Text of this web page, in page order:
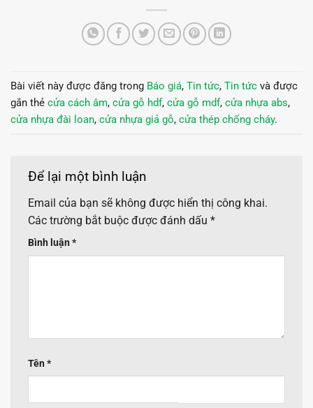
Bài viết này được đăng trong Báo giá, Tin tức, Tin tức và được
gắn thẻ cửa cách âm, cửa gỗ hdf, cửa gỗ mdf, cửa nhựa abs,
cửa nhựa đài loan, cửa nhựa giả gỗ, cửa thép chống cháy.
Để lại một bình luận
Email của bạn sẽ không được hiển thị công khai.
Các trường bắt buộc được đánh dấu *
Bình luận *
Tên *